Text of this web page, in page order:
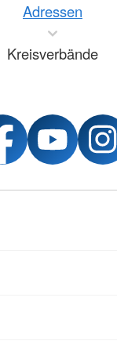
Adressen
Kreisverbände